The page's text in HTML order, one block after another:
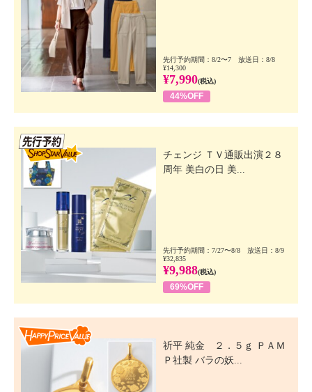
先行予約期間：8/2〜7 放送日：8/8
¥14,300
¥7,990(税込)
44%OFF
チェンジ ＴＶ通販出演２８
周年 美白の日 美...
先行予約期間：7/27〜8/8 放送日：8/9
¥32,835
¥9,988(税込)
69%OFF
祈平 純金 ２．５ｇ ＰＡＭ
Ｐ社製 バラの妖...